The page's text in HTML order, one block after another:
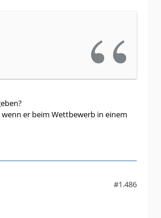
er beim Wettbewerb in einem
#1.486